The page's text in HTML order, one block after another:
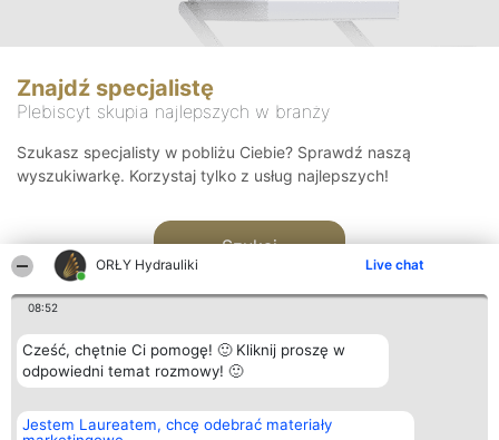
ORŁY Hydrauliki Live chat
08:52
Cześć, chętnie Ci pomogę! 🙂 Kliknij proszę w
odpowiedni temat rozmowy! 🙂
Jestem Laureatem, chcę odebrać materiały
Znajdź specjalistę
Plebiscyt skupia najlepszych w branży
Szukasz specjalisty w pobliżu Ciebie? Sprawdź naszą
wyszukiwarkę. Korzystaj tylko z usług najlepszych!
Szukaj
Organizator plebiscytu
Bright Side Solutions sp. z o.
Plebiscyt
Laureaci
Kontakt
Kontakt